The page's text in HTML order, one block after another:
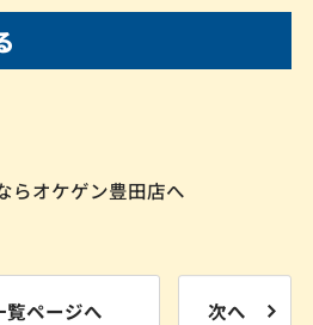
らオケゲン豊田店へ
覧ページへ 次へ